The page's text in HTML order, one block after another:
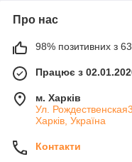
Про нас
98% позитивних з
Працює з
м. Харків
Ул.
Харків, Україна
Контакти